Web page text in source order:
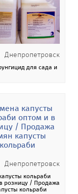
Addnew.biz
инсектицид
возможность
свое
доски
каких
Днепропетровск
для сада и
Днепропетровск
кольраби
розницу / Продажа
кольраби